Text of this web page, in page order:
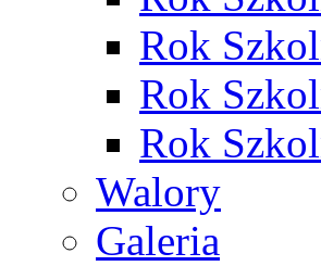
Rok
Rok
Rok
Walory
Galeria